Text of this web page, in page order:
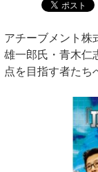
アチーブメント株
雄一郎氏・青木仁
点を目指す者たち